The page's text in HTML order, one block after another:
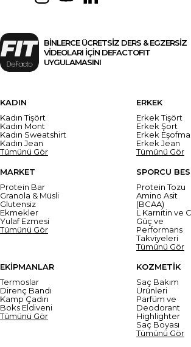
BİNLERCE ÜCRETSİZ DERS & EGZERSİZ
VİDEOLARI İÇİN DEFACTOFIT
UYGULAMASINI
KADIN
Kadın Tişört
Kadın Mont
Kadın Sweatshirt
Kadın Jean
Tümünü Gör
ERKEK
Erkek Tişört
Erkek Şort
Erkek
Erkek Jean
Tümünü Gör
MARKET
Protein Bar
Granola & Müsli
Glutensiz
Ekmekler
Yulaf Ezmesi
Tümünü Gör
SPORCU
Protein Tozu
Amino Asit
(BCAA)
L Karnitin ve
Güç ve
Performans
Takviyeleri
Tümünü Gör
EKİPMANLAR
Termoslar
Direnç Bandı
Kamp Çadırı
Boks Eldiveni
Tümünü Gör
KOZMETİK
Saç Bakım
Ürünleri
Parfüm ve
Deodorant
Highlighter
Saç Boyası
Tümünü Gör